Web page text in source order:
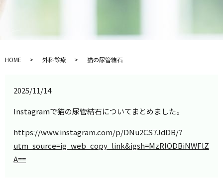
HOME 外科診療 猫の尿管結石
2025/11/14
Instagramで猫の尿管結石についてまとめました。
https://www.instagram.com/p/DNu2CS7JdDB/?
utm_source=ig_web_copy_link&igsh=MzRlODBiNWFlZ
A==